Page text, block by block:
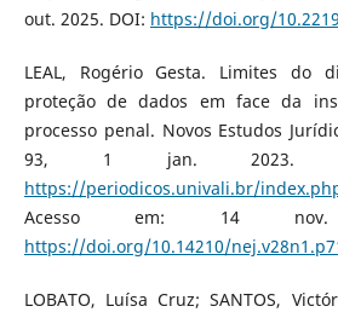
out. 2025. DOI: https://doi.org/
LEAL, Rogério Gesta. Limites do
proteção de dados em face da
processo penal. Novos Estudos
93, 1 jan. 2023.
https://periodicos.univali.br/
Acesso em: 14
https://doi.org/10.14210/
LOBATO, Luísa Cruz; SANTOS,